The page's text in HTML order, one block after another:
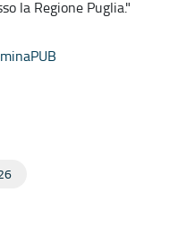
la Regione Puglia."